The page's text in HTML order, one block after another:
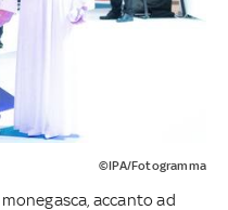
©IPA/Fotogramma
accanto ad